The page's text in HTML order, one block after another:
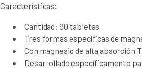
Características:
Cantidad: 90 tabletas
Tres formas específicas de
Con magnesio de alta absorción
Desarrollado específicamente